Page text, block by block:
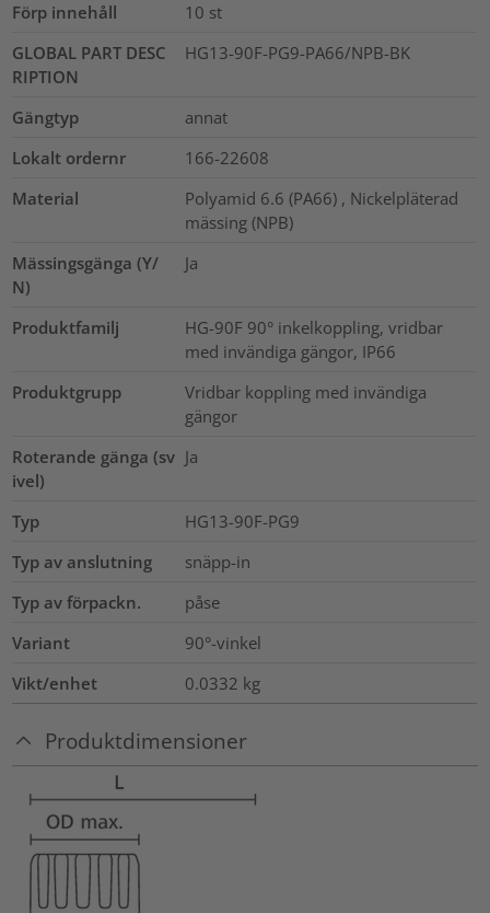
Förp innehåll
10 st
GLOBAL PART DESC
RIPTION
HG13-90F-PG9-PA66/NPB-BK
Gängtyp
annat
Lokalt ordernr
166-22608
Material
Polyamid 6.6 (PA66) , Nickelpläterad
mässing (NPB)
Mässingsgänga (Y/
N)
Ja
Produktfamilj
HG-90F 90° inkelkoppling, vridbar
med invändiga gängor, IP66
Produktgrupp
Vridbar koppling med invändiga
gängor
Roterande gänga (sv
ivel)
Ja
Typ
HG13-90F-PG9
Typ av anslutning
snäpp-in
Typ av förpackn.
påse
Variant
90°-vinkel
Vikt/enhet
0.0332 kg
Produktdimensioner